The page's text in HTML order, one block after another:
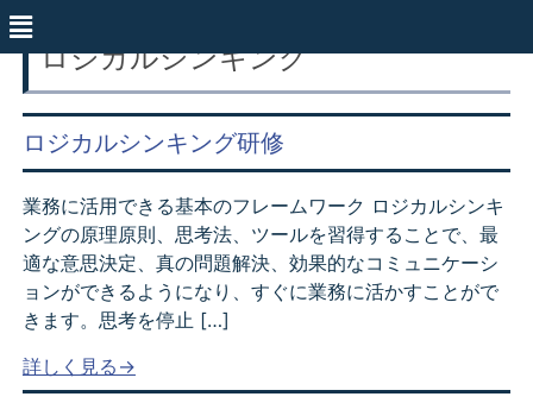
ロジカルシンキング
ロジカルシンキング研修
業務に活用できる基本のフレームワーク ロジカルシンキ
ングの原理原則、思考法、ツールを習得することで、最
適な意思決定、真の問題解決、効果的なコミュニケーシ
ョンができるようになり、すぐに業務に活かすことがで
きます。思考を停止 […]
詳しく見る→